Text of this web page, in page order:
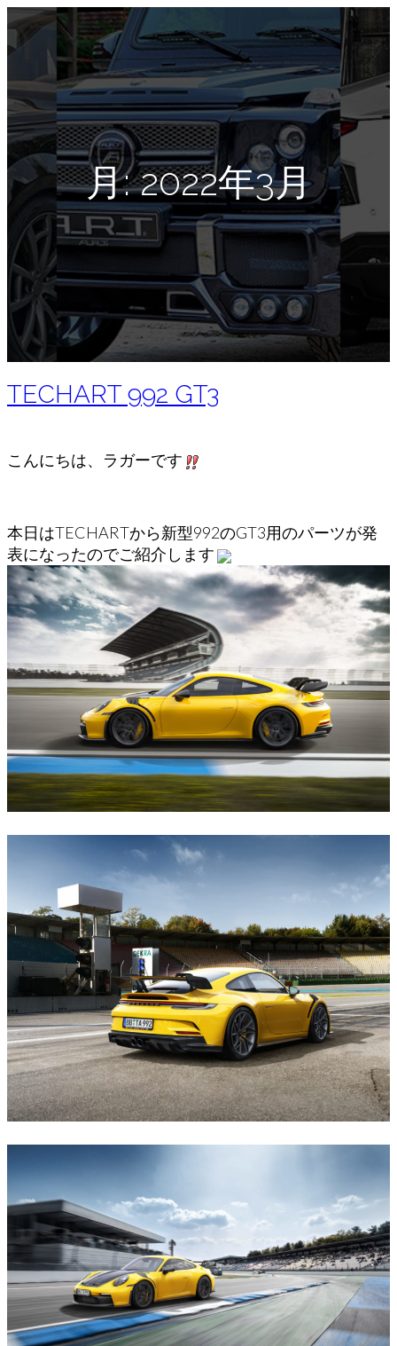
月:2022年3月
TECHART 992 GT3
こんにちは、ラガーです
本日はTECHARTから新型992のGT3用のパーツが発
表になったのでご紹介します